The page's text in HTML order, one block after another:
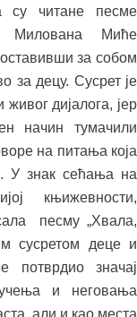
су читане песме
Милована Миће
за собом
за децу. Сусрет је
дијалога, јер
начин тумачили
на питања која
У знак сећања на
књижевности,
песму „Хвала,
сусретом деце и
потврдио значај
и неговања
али и као места